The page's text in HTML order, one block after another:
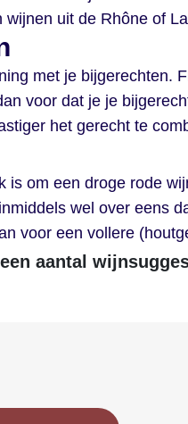
wijnen uit de Rhône of
met je bijgerechten.
voor dat je je
het gerecht te
is om een droge rode
wel over eens
voor een vollere
aantal